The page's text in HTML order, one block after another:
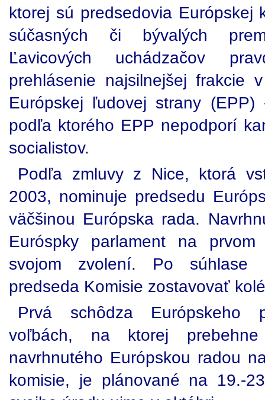
ktorej sú predsedovia Európskej
súčasných či bývalých
Ľavicových uchádzačov
prehlásenie najsilnejšej frakcie
Európskej ľudovej strany (EPP)
podľa ktorého EPP nepodporí
socialistov.
Podľa zmluvy z Nice, ktorá
2003, nominuje predsedu
väčšinou Európska rada.
Euróspky parlament na
svojom zvolení. Po súhlase
predseda Komisie zostavovať
Prvá schôdza Európskeho
voľbách, na ktorej prebehne
navrhnutého Európskou radou
komisie, je plánované na 19.-